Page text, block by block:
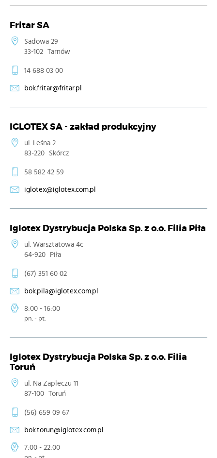
Fritar SA
Sadowa 29
33-102 Tarnów
14 688 03 00
bok.fritar@fritar.pl
IGLOTEX SA - zakład produkcyjny
ul. Leśna 2
83-220
Skórcz
58 582 42 59
iglotex@iglotex.com.pl
Iglotex Dystrybucja Polska Sp. z o.o. Filia Piła
ul. Warsztatowa 4c
64-920
Piła
(67) 351 60 02
bok.pila@iglotex.com.pl
8:00 - 16:00
pn. - pt.
Iglotex Dystrybucja Polska Sp. z o.o. Filia
Toruń
ul. Na Zapleczu 11
87-100 Toruń
(56) 659 09 67
bok.torun@iglotex.com.pl
7:00 - 22:00